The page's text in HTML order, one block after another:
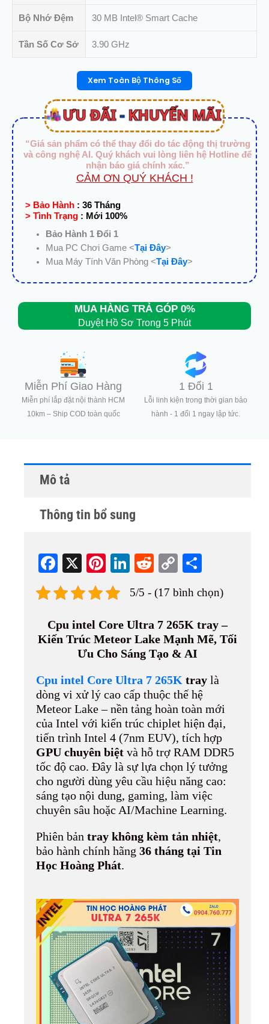
20
Bộ Nhớ Đệm 30 MB Intel® Smart Cache
Tần Số Cơ Sở 3.90 GHz
Xem Toàn Bộ Thông Số
“Giá sản phẩm có thể thay đổi do tác động thị trường
và công nghệ AI. Quý khách vui lòng liên hệ Hotline để
nhận báo giá chính xác.”
CẢM ƠN QUÝ KHÁCH !
> Bảo Hành : 36 Tháng
> Tình Trạng : Mới 100%
Bảo Hành 1 Đổi 1
Mua PC Chơi Game <Tại Đây>
Mua Máy Tính Văn Phòng <Tại Đây>
MUA HÀNG TRẢ GÓP 0%
Duyệt Hồ Sơ Trong 5 Phút
Miễn Phí Giao Hàng
Miễn phí lắp đặt nội thành HCM
10km – Ship COD toàn quốc
1 Đổi 1
Lỗi linh kiện trong thời gian bảo
hành - 1 đổi 1 ngay lập tức.
Mô tả
Thông tin bổ sung
Fa
ce
bo
ok
X
Pi
nt
er
es
t
Li
nk
ed
In
R
ed
di
t
C
op
y
Li
nk
ha
re
5/5 - (17 bình chọn)
Cpu intel Core Ultra 7 265K tray –
Kiến Trúc Meteor Lake Mạnh Mẽ, Tối
Ưu Cho Sáng Tạo & AI
Cpu intel Core Ultra 7 265K tray là
dòng vi xử lý cao cấp thuộc thế hệ
Meteor Lake – nền tảng hoàn toàn mới
của Intel với kiến trúc chiplet hiện đại,
tiến trình Intel 4 (7nm EUV), tích hợp
GPU chuyên biệt và hỗ trợ RAM DDR5
tốc độ cao. Đây là sự lựa chọn lý tưởng
cho người dùng yêu cầu hiệu năng cao:
sáng tạo nội dung, gaming, làm việc
chuyên sâu hoặc AI/Machine Learning.
Phiên bản tray không kèm tản nhiệt,
bảo hành chính hãng 36 tháng tại Tin
Học Hoàng Phát.